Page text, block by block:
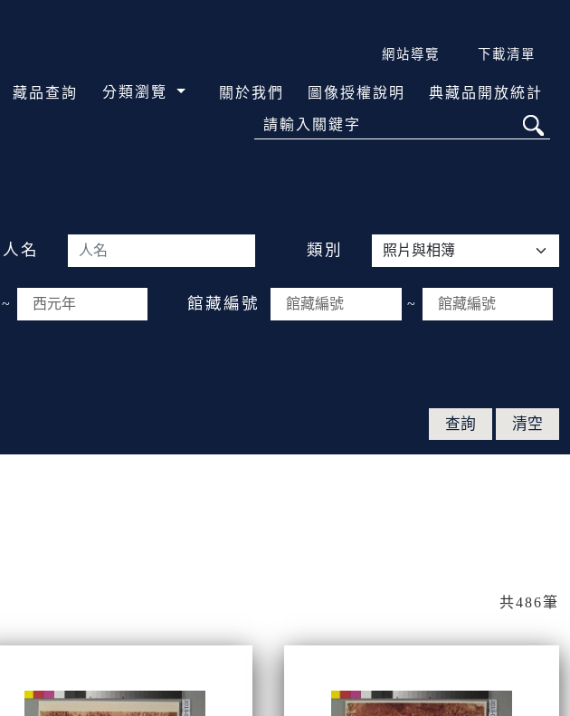
網站導覽 下載清單
藏品查詢 分類瀏覽 關於我們 圖像授權說明 典藏品開放統計
請輸入關鍵字
人名 類別
~ 館藏編號 ~
共486筆